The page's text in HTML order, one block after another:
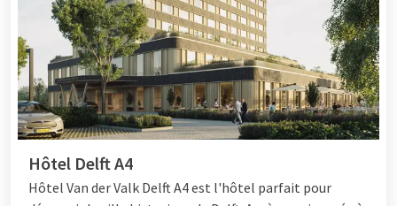
Hôtel Delft A4
Hôtel Van der Valk Delft A4 est l'hôtel parfait pour